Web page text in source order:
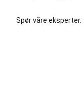
Spør våre eksperter.